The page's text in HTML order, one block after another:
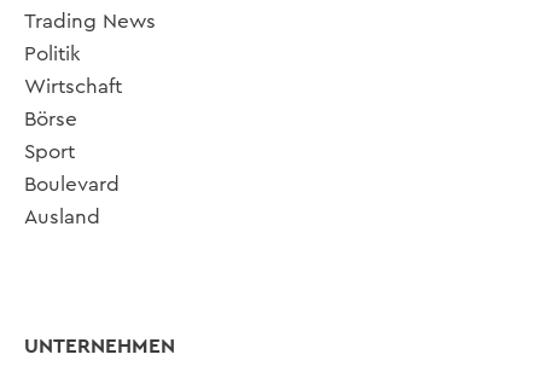
Trading News
Politik
Wirtschaft
Börse
Sport
Boulevard
Ausland
UNTERNEHMEN